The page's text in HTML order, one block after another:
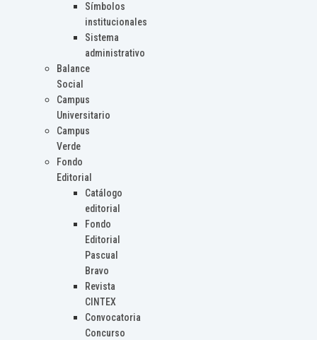
Símbolos
institucionales
Sistema
administrativo
Balance
Social
Campus
Universitario
Campus
Verde
Fondo
Editorial
Catálogo
editorial
Fondo
Editorial
Pascual
Bravo
Revista
CINTEX
Convocatoria
Concurso